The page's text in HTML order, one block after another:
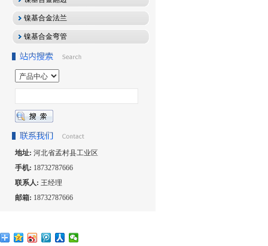
镍基合金法兰
镍基合金弯管
地址: 河北省孟村县工业区
手机: 18732787666
联系人: 王经理
邮箱: 18732787666